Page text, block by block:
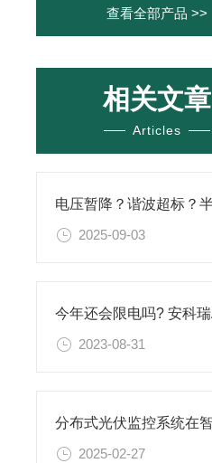
查看全部产品 >>
相关文章
Articles
2025-09-03
2023-08-31
2025-02-27